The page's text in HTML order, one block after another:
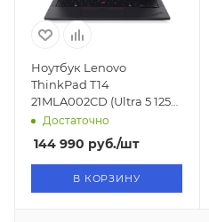
Ноутбук Lenovo
ThinkPad T14
21MLA002CD (Ultra 5 125H
3.6GHz/14"/2240х1400/32GB/1TB
SSD/Intel Arc/Win11)
Достаточно
144 990 руб./шт
В КОРЗИНУ